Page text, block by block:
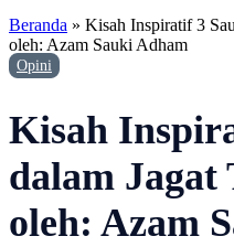
Beranda » Kisah Inspiratif 3
oleh: Azam Sauki Adham
Opini
Kisah
dalam Jagat
oleh: Azam